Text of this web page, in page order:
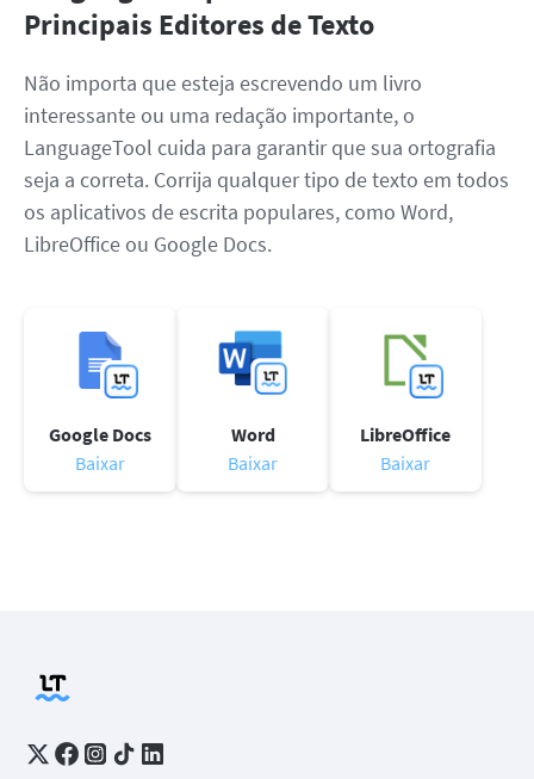
Principais Editores de Texto
Não importa que esteja escrevendo um livro
interessante ou uma redação importante, o
LanguageTool cuida para garantir que sua ortografia
seja a correta. Corrija qualquer tipo de texto em todos
os aplicativos de escrita populares, como Word,
LibreOffice ou Google Docs.
Google Docs
Baixar
Word
Baixar
LibreOffice
Baixar